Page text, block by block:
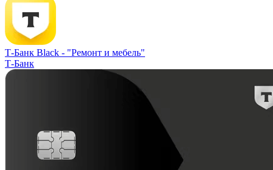
Т-Банк Black - "Ремонт и мебель"
Т-Банк